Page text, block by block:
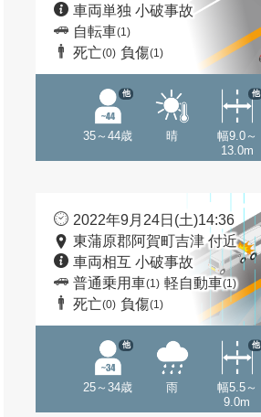
車両単独 小破事故
自転車(1)
死亡(0) 負傷(1)
35～44歳
他
晴
幅9.0～
13.0m
他
2022年9月24日(土)14:36
東蒲原郡阿賀町吉津 付近
車両相互 小破事故
普通乗用車(1) 軽自動車(1)
死亡(0) 負傷(1)
25～34歳
他
雨
幅5.5～
9.0m
他